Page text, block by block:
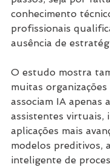
conhecimento
profissionais
ausência de
O estudo mostra
muitas organizações
associam IA apenas
assistentes virtuais,
aplicações mais
modelos preditivos,
inteligente de